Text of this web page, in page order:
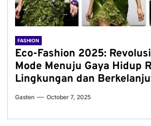
FASHION
Eco-Fashion 2025:
Mode Menuju Gaya Hidup
Lingkungan dan
Gasten October 7, 2025